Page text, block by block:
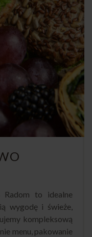
Radom to idealne
wygodę i świeże,
kompleksową
menu, pakowanie